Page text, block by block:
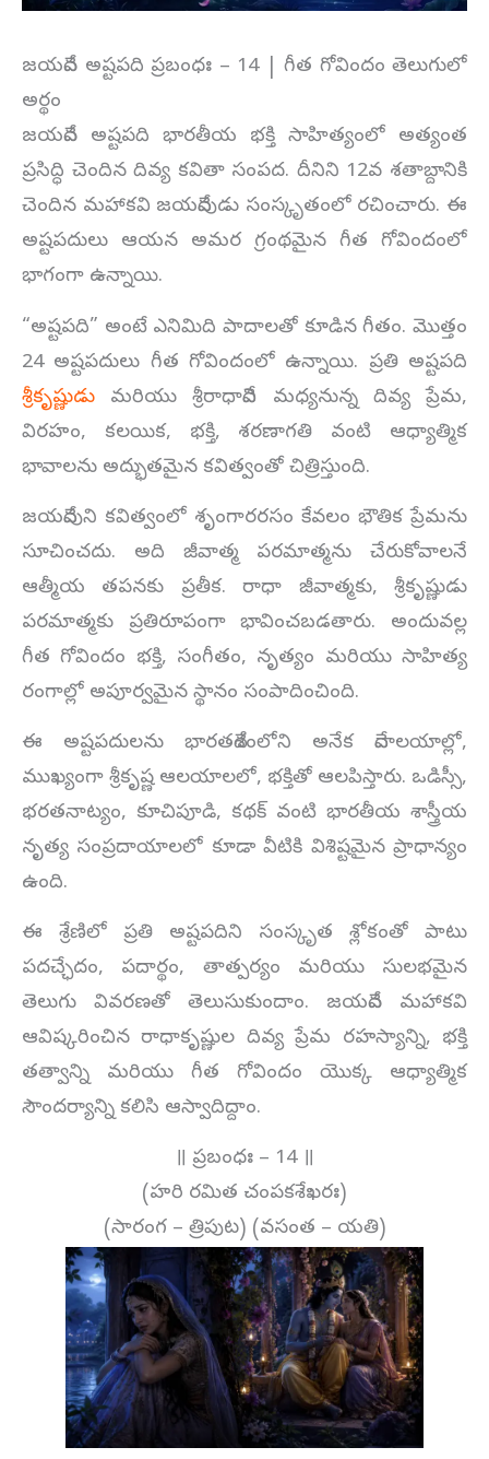
జయదేవ అష్టపది ప్రబంధః – 14 | గీత గోవిందం తెలుగులో
అర్థం
జయదేవ అష్టపది భారతీయ భక్తి సాహిత్యంలో అత్యంత
ప్రసిద్ధి చెందిన దివ్య కవితా సంపద. దీనిని 12వ శతాబ్దానికి
చెందిన మహాకవి జయదేవుడు సంస్కృతంలో రచించారు. ఈ
అష్టపదులు ఆయన అమర గ్రంథమైన గీత గోవిందంలో
భాగంగా ఉన్నాయి.
“అష్టపది” అంటే ఎనిమిది పాదాలతో కూడిన గీతం. మొత్తం
24 అష్టపదులు గీత గోవిందంలో ఉన్నాయి. ప్రతి అష్టపది
శ్రీకృష్ణుడు మరియు శ్రీరాధాదేవి మధ్యనున్న దివ్య ప్రేమ,
విరహం, కలయిక, భక్తి, శరణాగతి వంటి ఆధ్యాత్మిక
భావాలను అద్భుతమైన కవిత్వంతో చిత్రిస్తుంది.
జయదేవుని కవిత్వంలో శృంగారరసం కేవలం భౌతిక ప్రేమను
సూచించదు. అది జీవాత్మ పరమాత్మను చేరుకోవాలనే
ఆత్మీయ తపనకు ప్రతీక. రాధా జీవాత్మకు, శ్రీకృష్ణుడు
పరమాత్మకు ప్రతిరూపంగా భావించబడతారు. అందువల్ల
గీత గోవిందం భక్తి, సంగీతం, నృత్యం మరియు సాహిత్య
రంగాల్లో అపూర్వమైన స్థానం సంపాదించింది.
ఈ అష్టపదులను భారతదేశంలోని అనేక దేవాలయాల్లో,
ముఖ్యంగా శ్రీకృష్ణ ఆలయాలలో, భక్తితో ఆలపిస్తారు. ఒడిస్సీ,
భరతనాట్యం, కూచిపూడి, కథక్ వంటి భారతీయ శాస్త్రీయ
నృత్య సంప్రదాయాలలో కూడా వీటికి విశిష్టమైన ప్రాధాన్యం
ఉంది.
ఈ శ్రేణిలో ప్రతి అష్టపదిని సంస్కృత శ్లోకంతో పాటు
పదచ్ఛేదం, పదార్థం, తాత్పర్యం మరియు సులభమైన
తెలుగు వివరణతో తెలుసుకుందాం. జయదేవ మహాకవి
ఆవిష్కరించిన రాధాకృష్ణుల దివ్య ప్రేమ రహస్యాన్ని, భక్తి
తత్వాన్ని మరియు గీత గోవిందం యొక్క ఆధ్యాత్మిక
సౌందర్యాన్ని కలిసి ఆస్వాదిద్దాం.
॥ ప్రబంధః – 14 ॥
(హరి రమిత చంపకశేఖరః)
(సారంగ – త్రిపుట) (వసంత – యతి)